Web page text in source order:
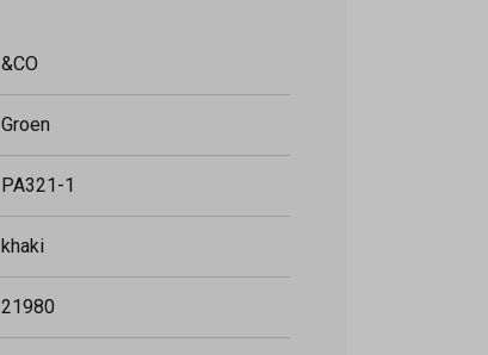
&CO
Groen
PA321-1
khaki
21980